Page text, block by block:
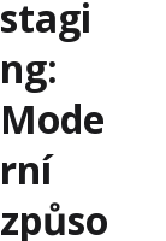
stagi
ng:
Mode
rní
způso